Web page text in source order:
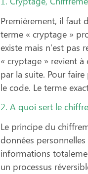
Premièrement, il faut
terme « cryptage »
existe mais n’est pas
« cryptage » revient
par la suite. Pour
le code. Le terme
2. A quoi sert le
Le principe du
données
informations
un processus